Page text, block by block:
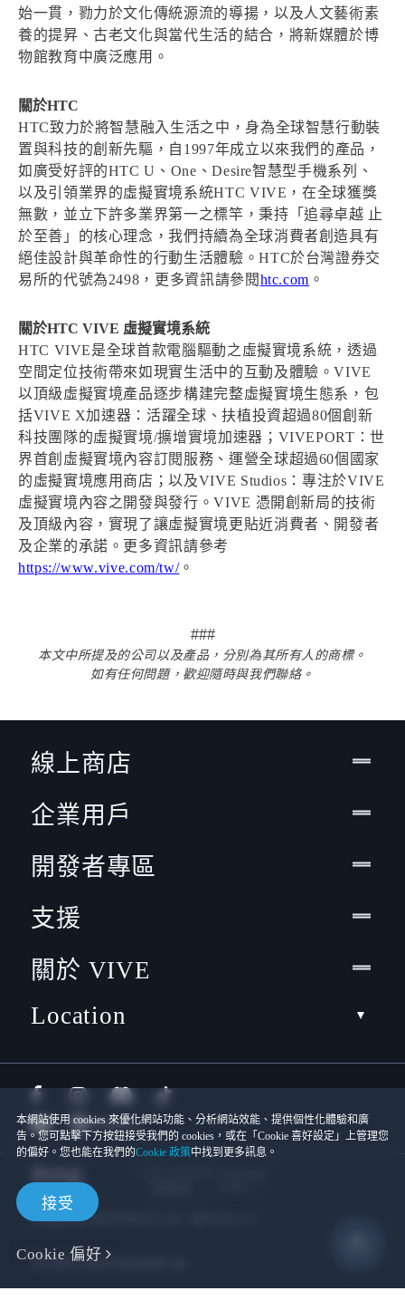
始一貫，勠力於文化傳統源流的導揚，以及人文藝術素
養的提昇、古老文化與當代生活的結合，將新媒體於博
物館教育中廣泛應用。
關於HTC
HTC致力於將智慧融入生活之中，身為全球智慧行動裝
置與科技的創新先驅，自1997年成立以來我們的產品，
如廣受好評的HTC U、One、Desire智慧型手機系列、
以及引領業界的虛擬實境系統HTC VIVE，在全球獲獎
無數，並立下許多業界第一之標竿，秉持「追尋卓越 止
於至善」的核心理念，我們持續為全球消費者創造具有
絕佳設計與革命性的行動生活體驗。HTC於台灣證券交
易所的代號為2498，更多資訊請參閱htc.com 。
關於HTC VIVE 虛擬實境系統
HTC VIVE是全球首款電腦驅動之虛擬實境系統，透過
空間定位技術帶來如現實生活中的互動及體驗。VIVE
以頂級虛擬實境產品逐步構建完整虛擬實境生態系，包
括VIVE X加速器：活躍全球、扶植投資超過80個創新
科技團隊的虛擬實境/擴增實境加速器；VIVEPORT：世
界首創虛擬實境內容訂閱服務、運營全球超過60個國家
的虛擬實境應用商店；以及VIVE Studios：專注於VIVE
虛擬實境內容之開發與發行。VIVE 憑開創新局的技術
及頂級內容，實現了讓虛擬實境更貼近消費者、開發者
及企業的承諾。更多資訊請參考
https://www.vive.com/tw/。
###
本文中所提及的公司以及產品，分別為其所有人的商標。
如有任何問題，歡迎隨時與我們聯絡。
本網站使用 cookies 來優化網站功能、分析網站效能、提供個性化體驗和廣
告。您可點擊下方按鈕接受我們的 cookies，或在「Cookie 喜好設定」上管理您
的偏好。您也能在我們的Cookie 政策中找到更多訊息。
接受
Cookie 偏好
線上商店
企業用戶
開發者專區
支援
關於 VIVE
Location
宏達國際電子股份有限公司 | 統一編號16003518
隱私聯絡:Global-Privacy@htc.com